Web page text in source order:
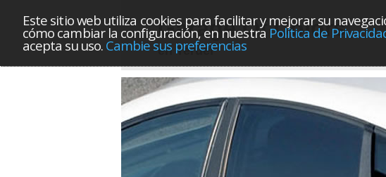
Este sitio web utiliza cookies para facilitar y mejorar su
cómo cambiar la configuración, en nuestra Política de
acepta su uso. Cambie sus preferencias
Garage Of Colors
en Teruel